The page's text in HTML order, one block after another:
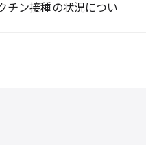
チン接種の状況につい